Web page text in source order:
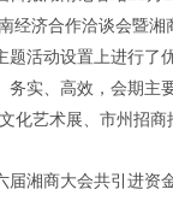
经济合作洽谈会暨湘
题活动设置上进行了
务实、高效，会期主
化艺术展、市州招商
届湘商大会共引进资